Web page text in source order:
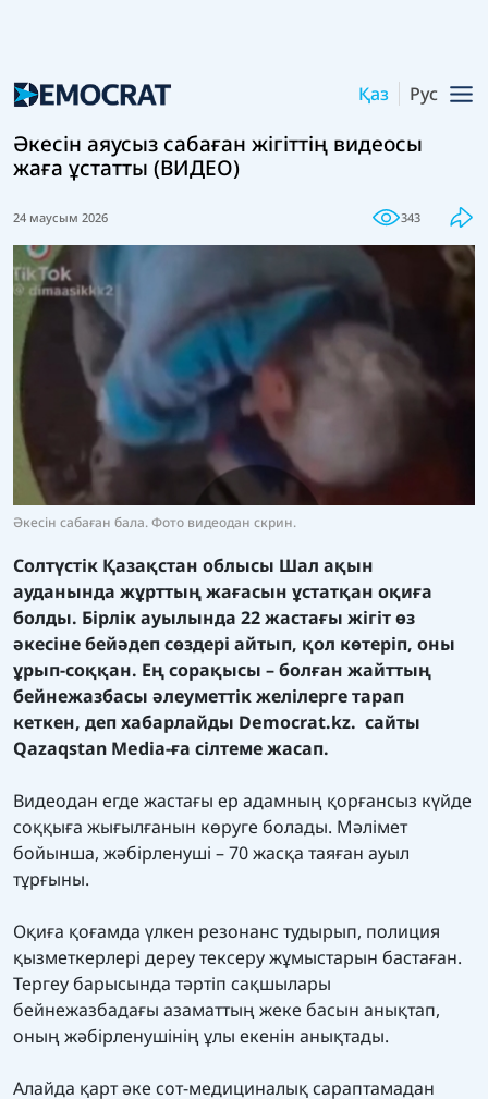
Қаз Рус
Әкесін аяусыз сабаған жігіттің видеосы
жаға ұстатты (ВИДЕО)
24 маусым 2026 343
Әкесін сабаған бала. Фото видеодан скрин.
Солтүстік Қазақстан облысы Шал ақын
ауданында жұрттың жағасын ұстатқан оқиға
болды. Бірлік ауылында 22 жастағы жігіт өз
әкесіне бейәдеп сөздері айтып, қол көтеріп, оны
ұрып-соққан. Ең сорақысы – болған жайттың
бейнежазбасы әлеуметтік желілерге тарап
кеткен, деп хабарлайды Democrat.kz. сайты
Qazaqstan Media-ға сілтеме жасап.
Видеодан егде жастағы ер адамның қорғансыз күйде
соққыға жығылғанын көруге болады. Мәлімет
бойынша, жәбірленуші – 70 жасқа таяған ауыл
тұрғыны.
Оқиға қоғамда үлкен резонанс тудырып, полиция
қызметкерлері дереу тексеру жұмыстарын бастаған.
Тергеу барысында тәртіп сақшылары
бейнежазбадағы азаматтың жеке басын анықтап,
оның жәбірленушінің ұлы екенін анықтады.
Алайда қарт әке сот-медициналық сараптамадан